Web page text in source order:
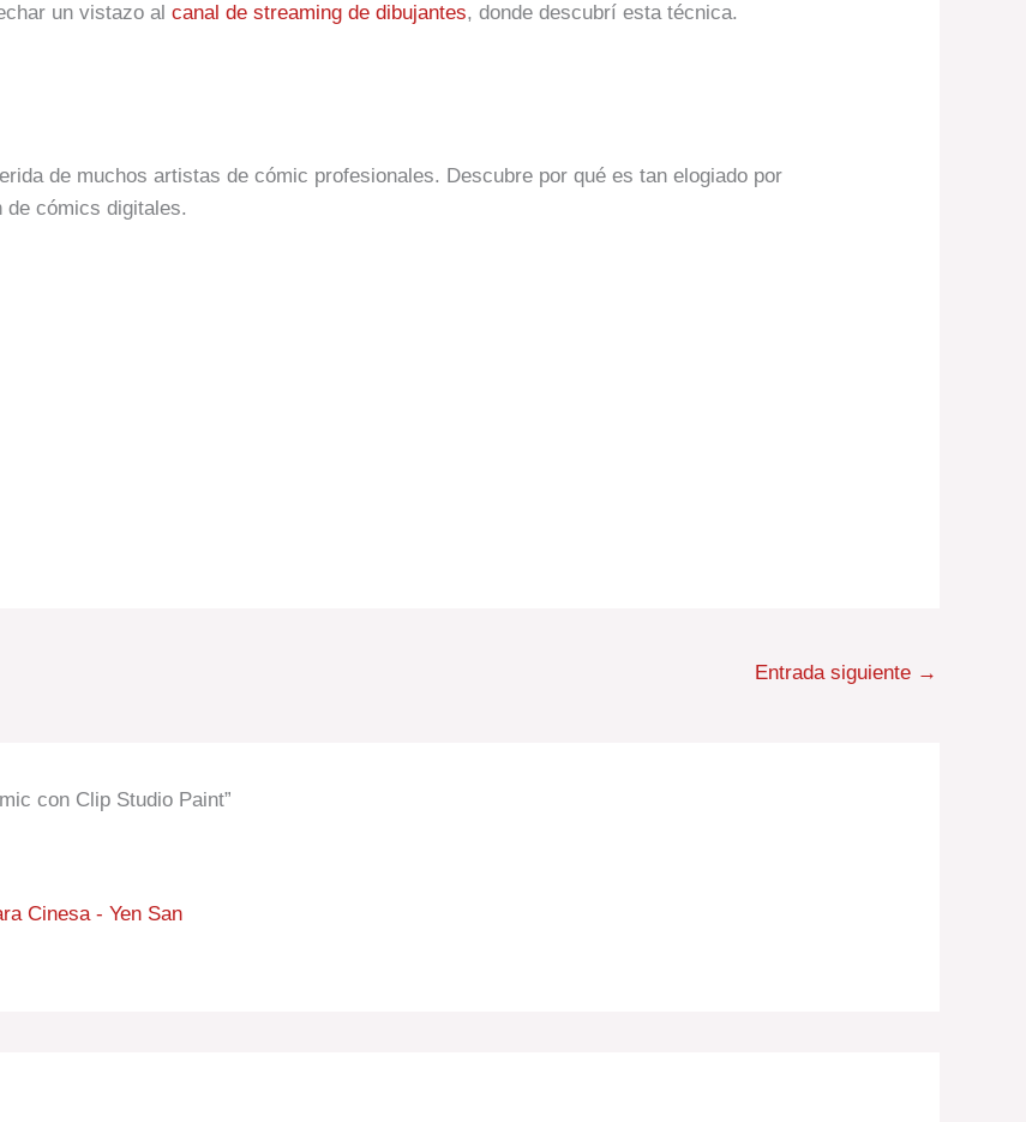
un vistazo alcanal de streaming de dibujantes, donde descubrí esta técnica.
de muchos artistas de cómic profesionales. Descubre por qué es tan elogiado por
cómics digitales.
Entrada siguiente →
con Clip Studio Paint”
Cinesa - Yen San